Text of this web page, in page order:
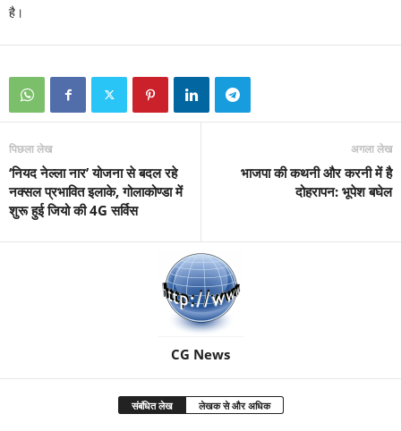
है।
पिछला लेख
‘नियद नेल्ला नार’ योजना से बदल रहे
नक्सल प्रभावित इलाके, गोलाकोण्डा में
शुरू हुई जियो की 4G सर्विस
अगला लेख
भाजपा की कथनी और करनी में है
दोहरापन: भूपेश बघेल
CG News
संबंधित लेख लेखक से और अधिक